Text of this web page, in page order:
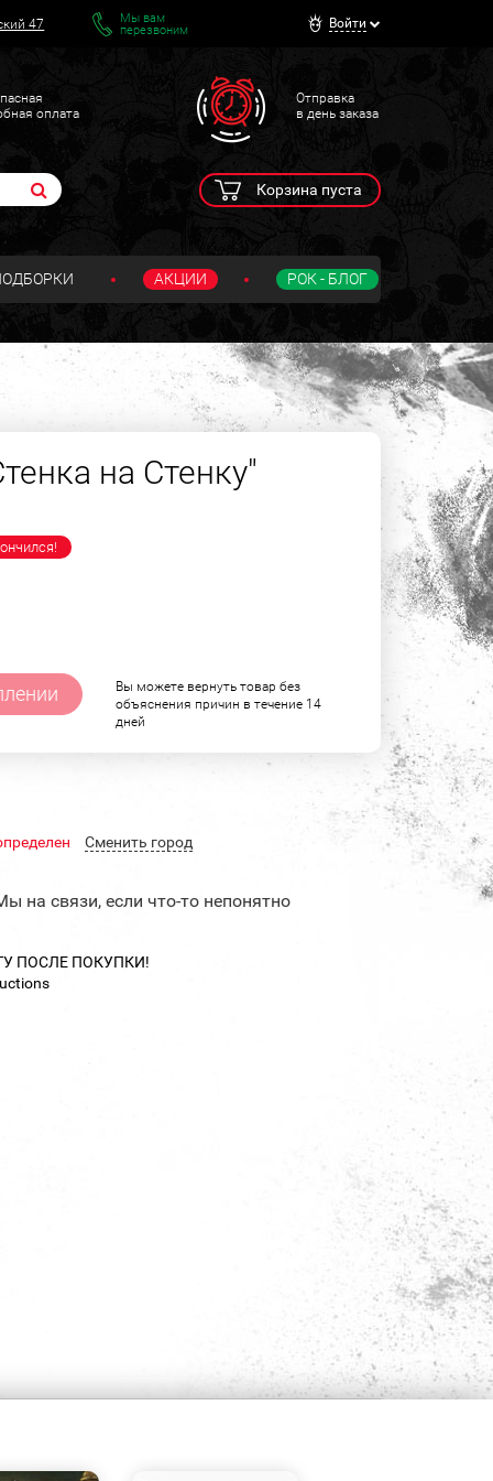
47
Мы вам
перезвоним
Войти
оплата
Отправка
в день заказа
Корзина пуста
АКЦИИ РОК - БЛОГ
на Стенку"
Вы можете вернуть товар без
объяснения причин в течение 14
дней
Cменить город
на связи, если что-то непонятно
ПОСЛЕ ПОКУПКИ!